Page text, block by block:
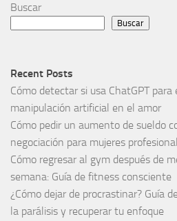
Buscar
Buscar
Recent Posts
Cómo detectar si usa ChatGPT para
manipulación artificial en el amor
Cómo pedir un aumento de sueldo
negociación para mujeres
Cómo regresar al gym después de
semana: Guía de fitness consciente
¿Cómo dejar de procrastinar? Guía
la parálisis y recuperar tu enfoque